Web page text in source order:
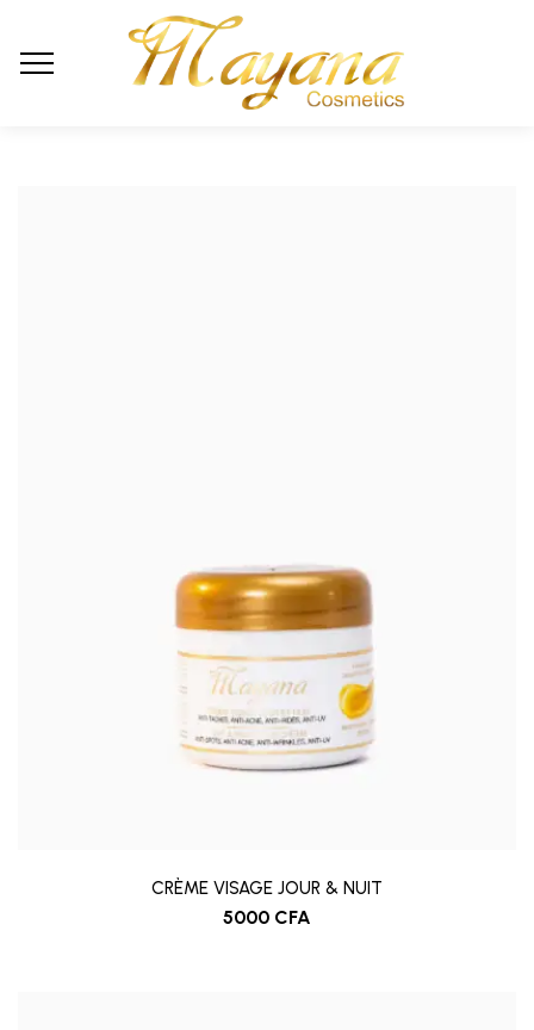
5000 CFA
CRÈME VISAGE JOUR & NUIT